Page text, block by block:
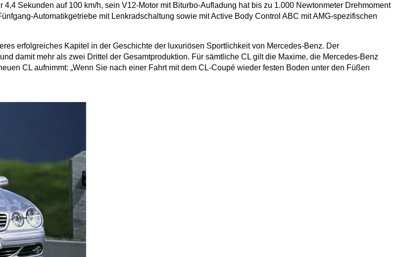
Sekunden auf 100 km/h, sein V12-Motor mit Biturbo-Aufladung hat bis zu 1.000 Newtonmeter Drehmoment
Automatikgetriebe mit Lenkradschaltung sowie mit Active Body Control ABC mit AMG-spezifischen
erfolgreiches Kapitel in der Geschichte der luxuriösen Sportlichkeit von Mercedes-Benz. Der
damit mehr als zwei Drittel der Gesamtproduktion. Für sämtliche CL gilt die Maxime, die Mercedes-Benz
CL aufnimmt: „Wenn Sie nach einer Fahrt mit dem CL-Coupé wieder festen Boden unter den Füßen